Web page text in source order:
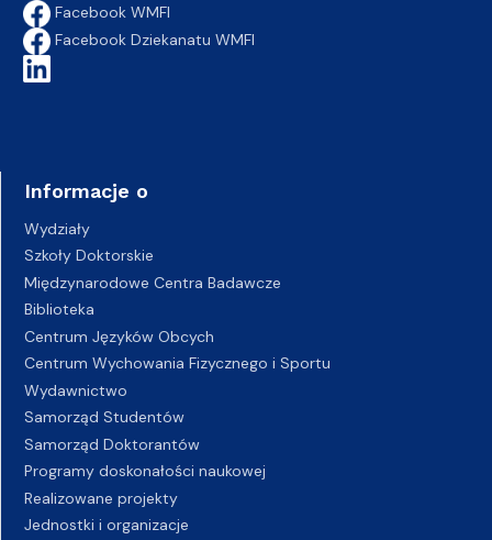
Facebook WMFI
Facebook Dziekanatu WMFI
Informacje o
Wydziały
Szkoły Doktorskie
Międzynarodowe Centra Badawcze
Biblioteka
Centrum Języków Obcych
Centrum Wychowania Fizycznego i Sportu
Wydawnictwo
Samorząd Studentów
Samorząd Doktorantów
Programy doskonałości naukowej
Realizowane projekty
Jednostki i organizacje